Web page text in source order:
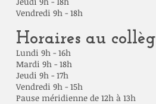
Vendredi 9h - 18h
Horaires au
Lundi 9h - 16h
Mardi 9h - 18h
Jeudi 9h - 17h
Vendredi 9h - 15h
Pause méridienne de 12h à 13h